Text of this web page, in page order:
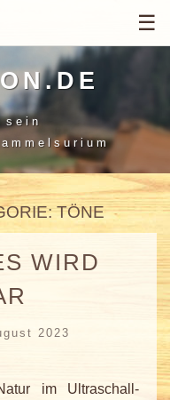
☰
sein
TÖNE
WIRD
2023
im Ultraschall-